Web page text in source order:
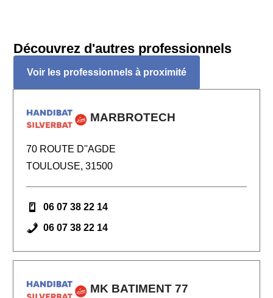
Découvrez d'autres professionnels
Voir les professionnels à proximité
MARBROTECH
70 ROUTE D''AGDE
TOULOUSE, 31500
06 07 38 22 14
06 07 38 22 14
MK BATIMENT 77